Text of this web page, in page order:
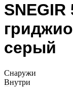
SNEGIR
серый
Cнаружи
Внутри